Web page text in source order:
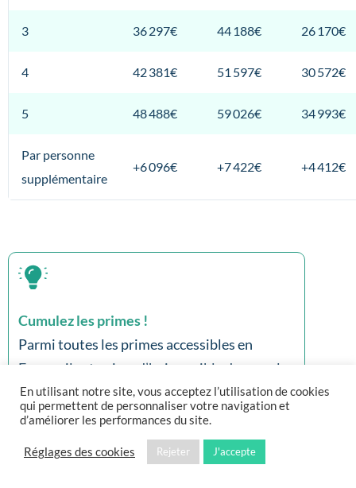
3 36 297€ 44 188€ 26 170€
4 42 381€ 51 597€ 30 572€
5 48 488€ 59 026€ 34 993€
Par personne
supplémentaire
+6 096€ +7 422€ +4 412€
Cumulez les primes !
Parmi toutes les primes accessibles en
France, il est aujourd’hui possible de cumuler
à la fois les CEE, l’éco-PTZ, Ma Prime Rénov’
et les différentes aides des collectivités
locales,, tant que vous respectez les
conditions d’éligibilités imposées par
En utilisant notre site, vous acceptez l’utilisation de cookies
qui permettent de personnaliser votre navigation et
d’améliorer les performances du site.
Réglages des cookies Rejeter J'accepte